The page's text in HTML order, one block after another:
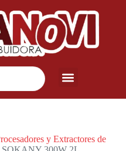
y Extractores de